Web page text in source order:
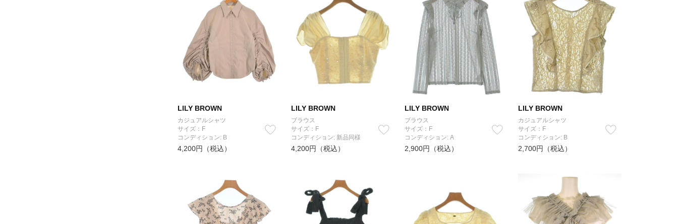
LILY BROWN
カジュアルシャツ
サイズ：F
コンディション: B
4,200円（税込）
LILY BROWN
ブラウス
サイズ：F
コンディション: 新品同様
4,200円（税込）
LILY BROWN
ブラウス
サイズ：F
コンディション: A
2,900円（税込）
LILY BROWN
カジュアルシャツ
サイズ：F
コンディション: B
2,700円（税込）